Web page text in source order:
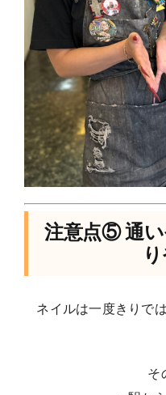
注意点⑤ 通
ネイルは一度きりで
そ